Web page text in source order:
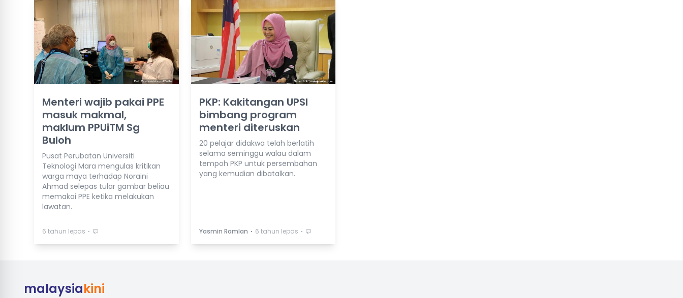
Menteri wajib pakai PPE
masuk makmal,
maklum PPUiTM Sg
Buloh
Pusat Perubatan Universiti
Teknologi Mara mengulas kritikan
warga maya terhadap Noraini
Ahmad selepas tular gambar beliau
memakai PPE ketika melakukan
lawatan.
6 tahun lepas ⋅
PKP: Kakitangan UPSI
bimbang program
menteri diteruskan
20 pelajar didakwa telah berlatih
selama seminggu walau dalam
tempoh PKP untuk persembahan
yang kemudian dibatalkan.
Yasmin Ramlan ⋅ 6 tahun lepas ⋅
malaysiakini